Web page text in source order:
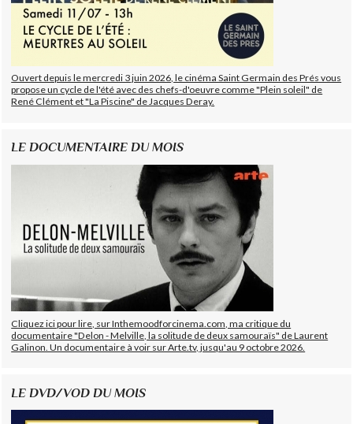
Ouvert depuis le mercredi 3 juin 2026, le cinéma Saint Germain des Prés vous
propose un cycle de l'été avec des chefs-d'oeuvre comme "Plein soleil" de
René Clément et "La Piscine" de Jacques Deray.
LE DOCUMENTAIRE DU MOIS
Cliquez ici pour lire, sur Inthemoodforcinema.com, ma critique du
documentaire "Delon - Melville, la solitude de deux samouraïs" de Laurent
Galinon. Un documentaire à voir sur Arte.tv, jusqu'au 9 octobre 2026.
LE DVD/VOD DU MOIS